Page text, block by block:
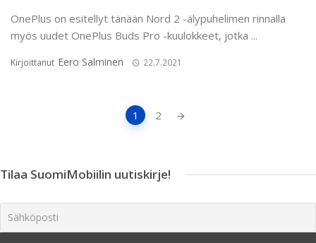
OnePlus on esitellyt tänään Nord 2 -älypuhelimen rinnalla
myös uudet OnePlus Buds Pro -kuulokkeet, jotka ...
Kirjoittanut Eero Salminen 22.7.2021
1 2
Tilaa SuomiMobiilin uutiskirje!